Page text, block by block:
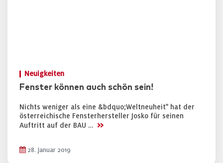
Neuigkeiten
Fenster können auch schön sein!
Nichts weniger als eine &bdquo;Weltneuheit" hat der
österreichische Fensterhersteller Josko für seinen
Auftritt auf der BAU … >>
28. Januar 2019